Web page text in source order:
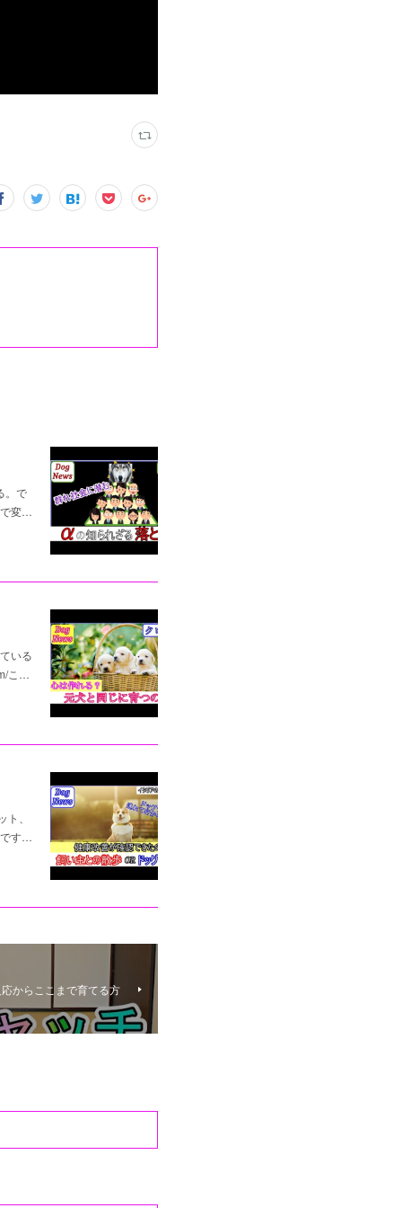
。で
で変…
いる
こ…
、
です…
からここまで育てる方